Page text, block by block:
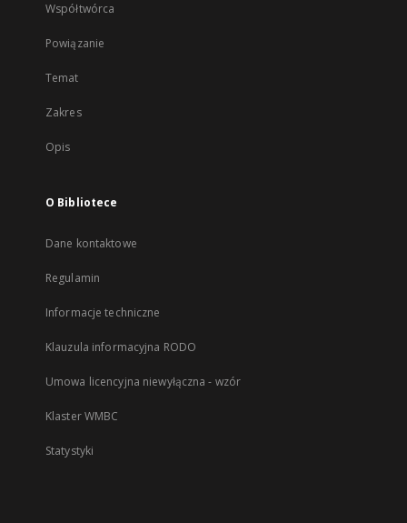
Współtwórca
Powiązanie
Temat
Zakres
Opis
O Bibliotece
Dane kontaktowe
Regulamin
Informacje techniczne
Klauzula informacyjna RODO
Umowa licencyjna niewyłączna - wzór
Klaster WMBC
Statystyki